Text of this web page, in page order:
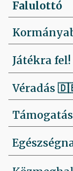
Falulottó
Játékra
Véradás